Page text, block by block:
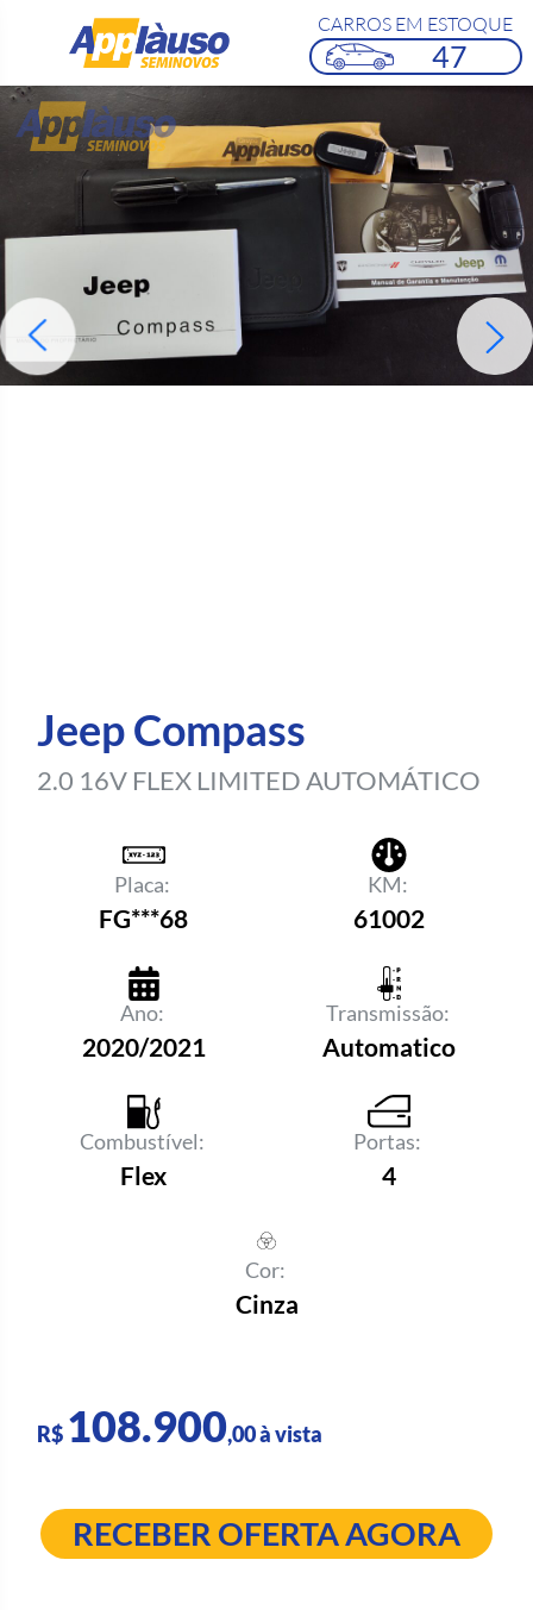
CARROS EM ESTOQUE
47
Jeep Compass
2.0 16V FLEX LIMITED AUTOMÁTICO
Placa:
FG***68
KM:
61002
Ano:
2020/2021
Transmissão:
Automatico
Combustível:
Flex
Portas:
4
Cor:
Cinza
R$ 108.900,00 à vista
RECEBER OFERTA AGORA